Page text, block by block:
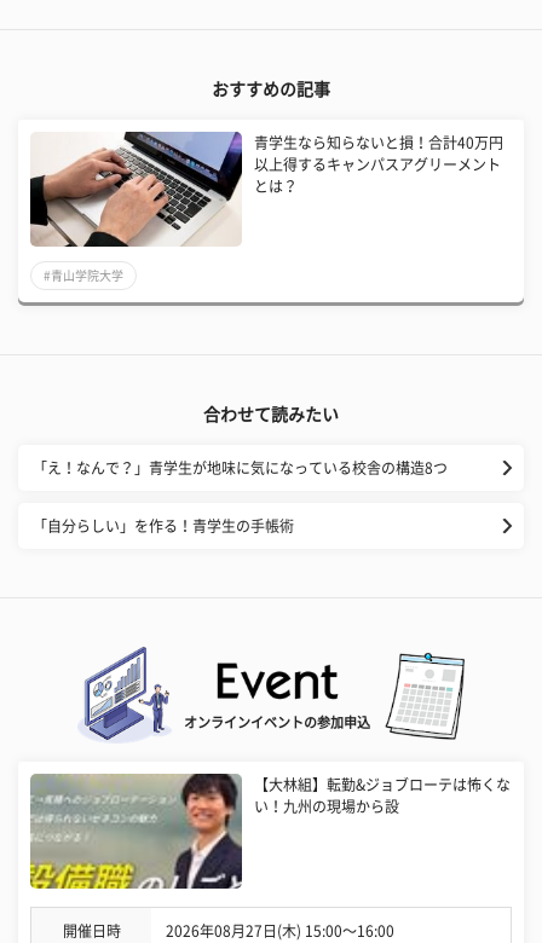
おすすめの記事
青学生なら知らないと損！合計40万円
以上得するキャンパスアグリーメント
とは？
#青山学院大学
合わせて読みたい
「え！なんで？」青学生が地味に気になっている校舎の構造8つ
「自分らしい」を作る！青学生の手帳術
オンラインイベントの参加申込
【大林組】転勤&ジョブローテは怖くな
い！九州の現場から設
開催日時 2026年08月27日(木) 15:00〜16:00